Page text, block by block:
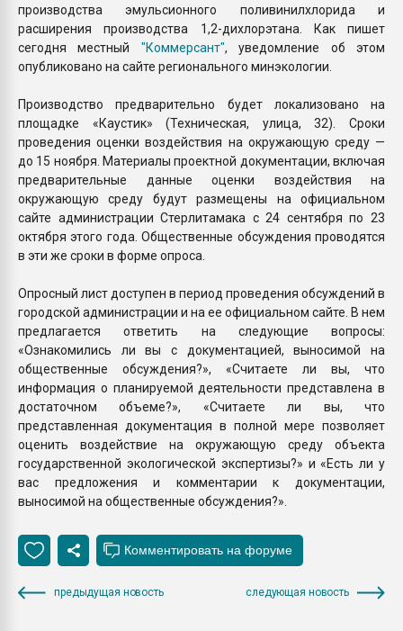
производства эмульсионного поливинилхлорида и
расширения производства 1,2-дихлорэтана. Как пишет
сегодня местный "Коммерсант", уведомление об этом
опубликовано на сайте регионального минэкологии.
Производство предварительно будет локализовано на
площадке «Каустик» (Техническая, улица, 32). Сроки
проведения оценки воздействия на окружающую среду —
до 15 ноября. Материалы проектной документации, включая
предварительные данные оценки воздействия на
окружающую среду будут размещены на официальном
сайте администрации Стерлитамака с 24 сентября по 23
октября этого года. Общественные обсуждения проводятся
в эти же сроки в форме опроса.
Опросный лист доступен в период проведения обсуждений в
городской администрации и на ее официальном сайте. В нем
предлагается ответить на следующие вопросы:
«Ознакомились ли вы с документацией, выносимой на
общественные обсуждения?», «Считаете ли вы, что
информация о планируемой деятельности представлена в
достаточном объеме?», «Считаете ли вы, что
представленная документация в полной мере позволяет
оценить воздействие на окружающую среду объекта
государственной экологической экспертизы?» и «Есть ли у
вас предложения и комментарии к документации,
выносимой на общественные обсуждения?».
предыдущая новость следующая новость